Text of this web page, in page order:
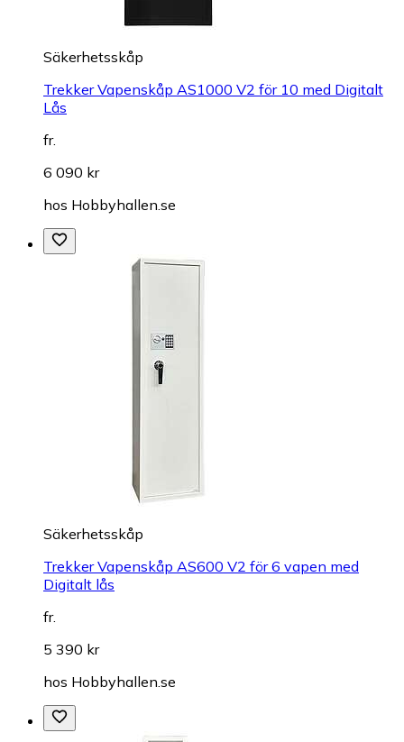
Säkerhetsskåp
Trekker Vapenskåp AS1000 V2 för 10 med Digitalt
Lås
fr.
6 090 kr
hos Hobbyhallen.se
Säkerhetsskåp
Trekker Vapenskåp AS600 V2 för 6 vapen med
Digitalt lås
fr.
5 390 kr
hos Hobbyhallen.se